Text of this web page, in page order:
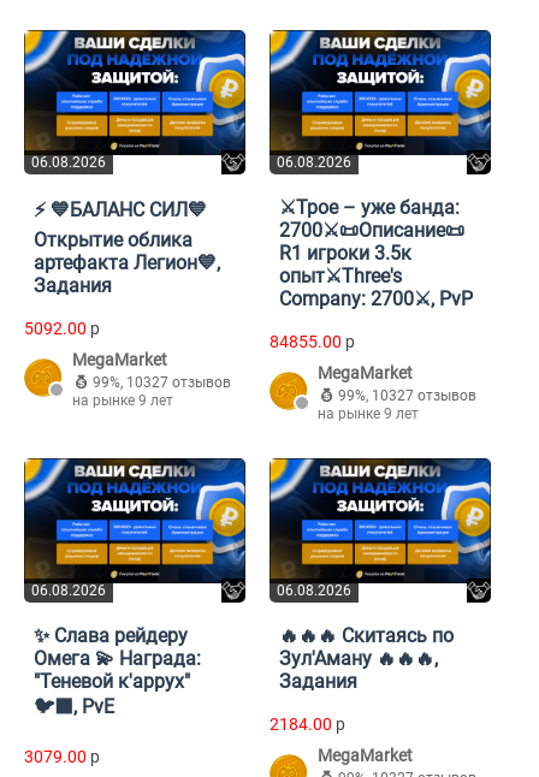
06.08.2026
⚡ㅤ 💙БАЛАНС СИЛ💙
Открытие облика
артефакта Легион💙,
Задания
5092.00 p
MegaMarket
99%, 10327 отзывов
на рынке 9 лет
06.08.2026
⚔️Трое – уже банда:
2700⚔️📜Описание📜
R1 игроки 3.5к
опыт⚔️Three's
Company: 2700⚔️, PvP
84855.00 p
MegaMarket
99%, 10327 отзывов
на рынке 9 лет
06.08.2026
✨ Слава рейдеру
Омега 💫 Награда:
"Теневой к'аррух"
🐦‍⬛, PvE
3079.00 p
06.08.2026
🔥🔥🔥 Скитаясь по
Зул'Аману 🔥🔥🔥,
Задания
2184.00 p
MegaMarket